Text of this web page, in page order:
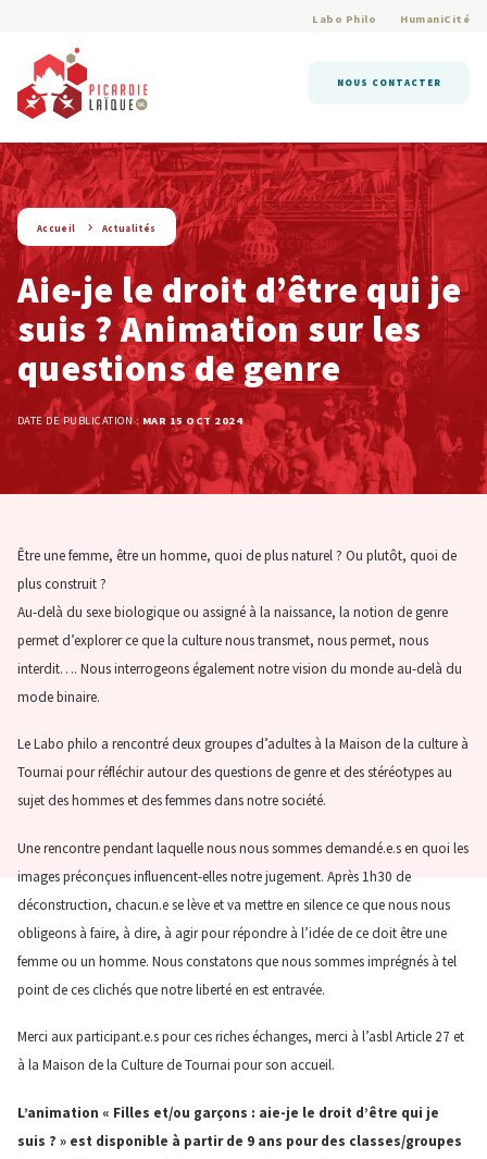
Labo Philo HumaniCité
NOUS CONTACTER
string(9) « actualite »
Accueil Actualités
Aie-je le droit d’être qui je
suis ? Animation sur les
questions de genre
DATE DE PUBLICATION : MAR 15 OCT 2024
Être une femme, être un homme, quoi de plus naturel ? Ou plutôt, quoi de
plus construit ?
Au-delà du sexe biologique ou assigné à la naissance, la notion de genre
permet d’explorer ce que la culture nous transmet, nous permet, nous
interdit…. Nous interrogeons également notre vision du monde au-delà du
mode binaire.
Le Labo philo a rencontré deux groupes d’adultes à la Maison de la culture à
Tournai pour réfléchir autour des questions de genre et des stéréotypes au
sujet des hommes et des femmes dans notre société.
Une rencontre pendant laquelle nous nous sommes demandé.e.s en quoi les
images préconçues influencent-elles notre jugement. Après 1h30 de
déconstruction, chacun.e se lève et va mettre en silence ce que nous nous
obligeons à faire, à dire, à agir pour répondre à l’idée de ce doit être une
femme ou un homme. Nous constatons que nous sommes imprégnés à tel
point de ces clichés que notre liberté en est entravée.
Merci aux participant.e.s pour ces riches échanges, merci à l’asbl Article 27 et
à la Maison de la Culture de Tournai pour son accueil.
L’animation « Filles et/ou garçons : aie-je le droit d’être qui je
suis ? » est disponible à partir de 9 ans pour des classes/groupes